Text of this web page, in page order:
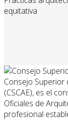
equitativa
Consejo Superior
(CSCAE), es el
Oficiales de
profesional